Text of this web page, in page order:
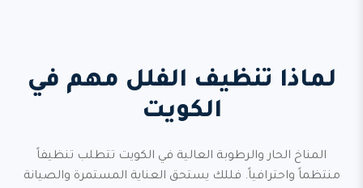
لماذا تنظيف الفلل مهم في
الكويت
المناخ الحار والرطوبة العالية في الكويت تتطلب تنظيفاً
منتظماً واحترافياً. فللك يستحق العناية المستمرة والصيانة